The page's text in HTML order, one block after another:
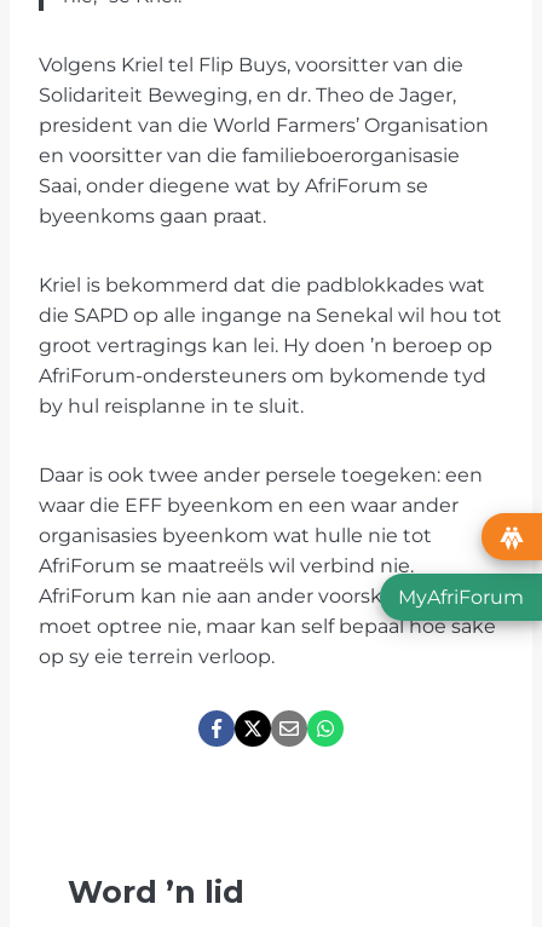
Volgens Kriel tel Flip Buys, voorsitter van die
Solidariteit Beweging, en dr. Theo de Jager,
president van die World Farmers’ Organisation
en voorsitter van die familieboerorganisasie
Saai, onder diegene wat by AfriForum se
byeenkoms gaan praat.
Kriel is bekommerd dat die padblokkades wat
die SAPD op alle ingange na Senekal wil hou tot
groot vertragings kan lei. Hy doen ’n beroep op
AfriForum-ondersteuners om bykomende tyd
by hul reisplanne in te sluit.
Daar is ook twee ander persele toegeken: een
waar die EFF byeenkom en een waar ander
organisasies byeenkom wat hulle nie tot
AfriForum se maatreëls wil verbind nie.
AfriForum kan nie aan ander voorskryf hoe hulle
moet optree nie, maar kan self bepaal hoe sake
op sy eie terrein verloop.
Word ’n lid
MyAfriForum